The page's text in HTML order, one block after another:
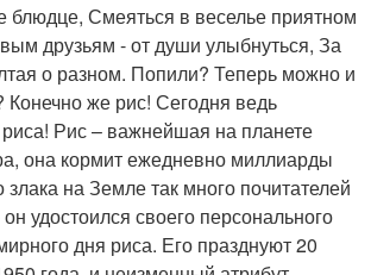
блюдце, Смеяться в веселье приятном
друзьям - от души улыбнуться, За
о разном. Попили? Теперь можно и
Конечно же рис! Сегодня ведь
Рис – важнейшая на планете
она кормит ежедневно миллиарды
на Земле так много почитателей
удостоился своего персонального
дня риса. Его празднуют 20